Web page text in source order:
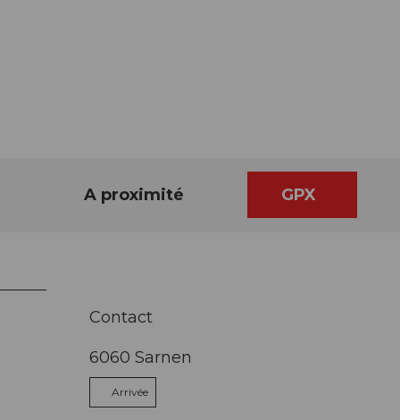
A proximité GPX
Contact
6060 Sarnen
Arrivée